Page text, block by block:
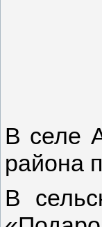
В селе
района
В